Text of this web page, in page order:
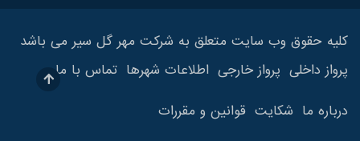
کلیه حقوق وب سایت متعلق به شرکت مهر گل سیر می باشد
پرواز داخلی پرواز خارجی اطلاعات شهرها تماس با ما
درباره ما شکایت قوانین و مقررات